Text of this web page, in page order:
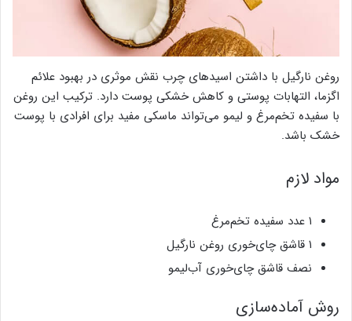
روغن نارگیل با داشتن اسیدهای چرب نقش موثری در بهبود علائم
اگزما، التهابات پوستی و کاهش خشکی پوست دارد. ترکیب این روغن
با سفیده تخم‌مرغ و لیمو می‌تواند ماسکی مفید برای افرادی با پوست
خشک باشد.
مواد لازم
۱ عدد سفیده تخم‌مرغ
۱ قاشق چای‌خوری روغن نارگیل
نصف قاشق چای‌خوری آب‌لیمو
روش آماده‌سازی